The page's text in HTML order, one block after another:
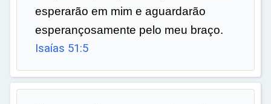
esperarão em mim e aguardarão
esperançosamente pelo meu braço.
Isaías 51:5